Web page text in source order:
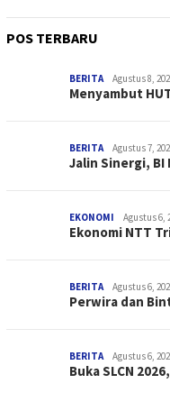
POS TERBARU
BERITA Agustus 8,
Menyambut
BERITA Agustus 7,
Jalin Sinergi, BI
EKONOMI Agustus 6,
Ekonomi NTT
BERITA Agustus 6,
Perwira dan
BERITA Agustus 6,
Buka SLCN